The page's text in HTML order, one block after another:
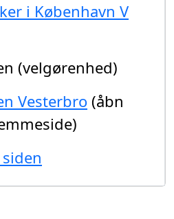
i København V
(velgørenhed)
Vesterbro (åbn